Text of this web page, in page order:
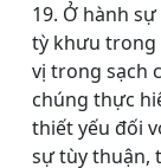
19. Ở hành
tỳ khưu trong
vị trong sạch
chúng thực
thiết yếu đối
sự tùy thuận,